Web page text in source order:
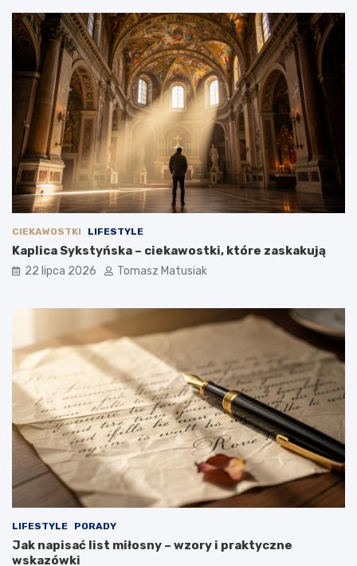
CIEKAWOSTKI LIFESTYLE
Kaplica Sykstyńska – ciekawostki, które zaskakują
22 lipca 2026 Tomasz Matusiak
LIFESTYLE PORADY
Jak napisać list miłosny – wzory i praktyczne
wskazówki